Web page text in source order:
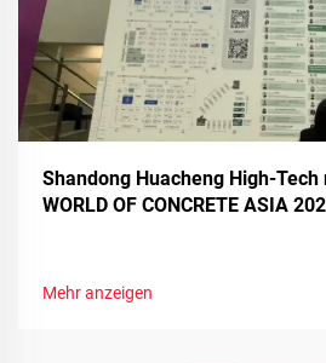
Shandong Huacheng High-
WORLD OF CONCRETE ASIA
Mehr anzeigen